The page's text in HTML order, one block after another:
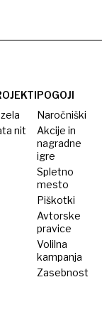
nit
POGOJI
Naročniški
Akcije in
nagradne
igre
Spletno
mesto
Piškotki
Avtorske
pravice
Volilna
kampanja
Zasebnost